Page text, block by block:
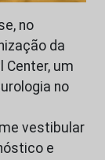
no
da
Center, um
no
vestibular
e